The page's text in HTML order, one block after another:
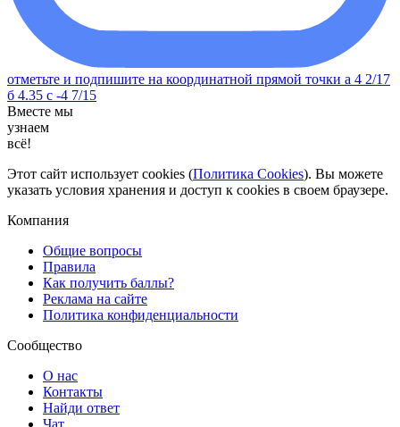
отметьте и подпишите на координатной прямой точки а 4 2/17
б 4.35 с -4 7/15
Вместе мы
узнаем
всё!
Этот сайт использует cookies (Политика Cookies). Вы можете
указать условия хранения и доступ к cookies в своем браузере.
Компания
Общие вопросы
Правила
Как получить баллы?
Реклама на сайте
Политика конфиденциальности
Сообщество
О нас
Контакты
Найди ответ
Чат